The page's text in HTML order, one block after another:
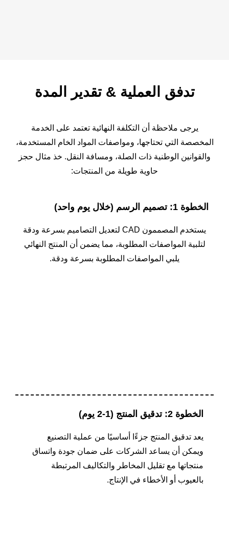
تدفق العملية&تقدير المدة
يرجى ملاحظة أن التكلفة النهائية تعتمد على الخدمة
المخصصة التي تحتاجها، ومواصفات المواد الخام المستخدمة،
والقوانين الوطنية ذات الصلة، ومسافة النقل. خذ مثال حجز
حاوية طويلة من المنتجات:
الخطوة 1: تصميم الرسم (خلال يوم واحد)
يستخدم المصممون CAD لتعديل التصاميم بسرعة ودقة
لتلبية المواصفات المطلوبة، مما يضمن أن المنتج النهائي
يلبي المواصفات المطلوبة بسرعة ودقة.
الخطوة 2: تدقيق المنتج (1-2 يوم)
يعد تدقيق المنتج جزءًا أساسيًا من عملية التصنيع
ويمكن أن يساعد الشركات على ضمان جودة واتساق
منتجاتها مع تقليل المخاطر والتكاليف المرتبطة
بالعيوب أو الأخطاء في الإنتاج.